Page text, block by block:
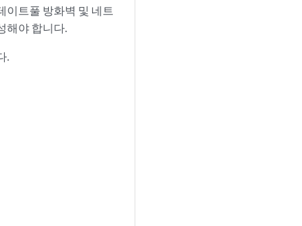
이트풀 방화벽 및 네트
해야 합니다.
.